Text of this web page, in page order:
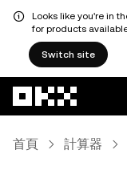
Looks like you're in
for products
Switch site
首頁 計算器